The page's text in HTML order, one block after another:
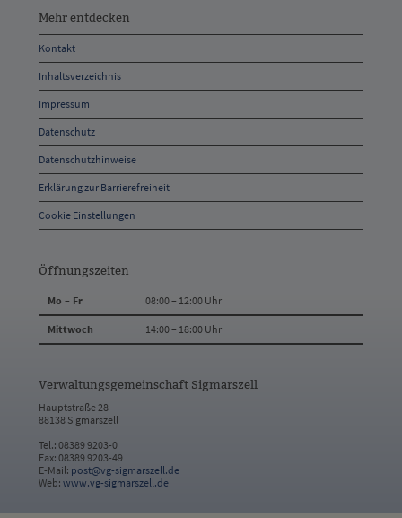
entdecken,
Öffnungszeiten
und
Anschrift
und
Kontakt
Mehr entdecken
Kontakt
Inhaltsverzeichnis
Impressum
Datenschutz
Datenschutzhinweise
Erklärung zur Barrierefreiheit
Cookie Einstellungen
Öffnungszeiten
Mo – Fr 08:00 – 12:00 Uhr
Mittwoch 14:00 – 18:00 Uhr
Verwaltungsgemeinschaft Sigmarszell
Hauptstraße 28
88138 Sigmarszell
Tel.: 08389 9203-0
Fax: 08389 9203-49
E-Mail: post@vg-sigmarszell.de
Web:www.vg-sigmarszell.de